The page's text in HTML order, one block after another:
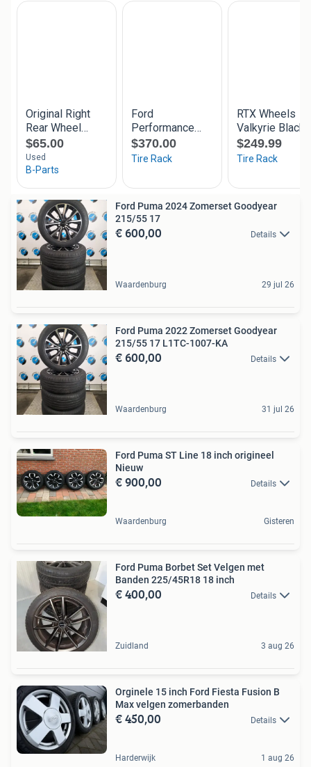
Ford Puma 2024 Zomerset Goodyear
215/55 17
€ 600,00 Details
Waardenburg 29 jul 26
Ford Puma 2022 Zomerset Goodyear
215/55 17 L1TC-1007-KA
€ 600,00 Details
Waardenburg 31 jul 26
Ford Puma ST Line 18 inch origineel
Nieuw
€ 900,00 Details
Waardenburg Gisteren
Ford Puma Borbet Set Velgen met
Banden 225/45R18 18 inch
€ 400,00 Details
Zuidland 3 aug 26
Orginele 15 inch Ford Fiesta Fusion B
Max velgen zomerbanden
€ 450,00 Details
Harderwijk 1 aug 26